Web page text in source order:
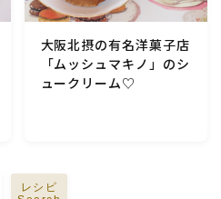
大阪北摂の有名洋菓子店
「ムッシュマキノ」のシ
ュークリーム♡
レシピ